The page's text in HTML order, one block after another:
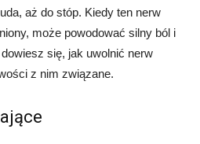
aż do stóp. Kiedy ten nerw
może powodować silny ból i
się, jak uwolnić nerw
z nim związane.